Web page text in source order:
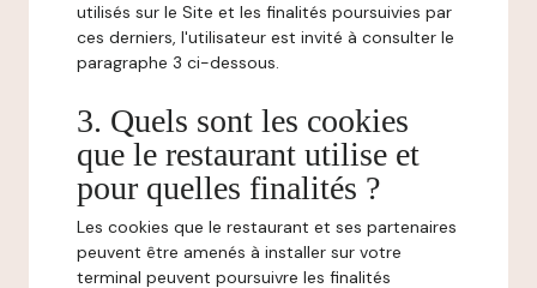
utilisés sur le Site et les finalités poursuivies par
ces derniers, l'utilisateur est invité à consulter le
paragraphe 3 ci-dessous.
3. Quels sont les cookies
que le restaurant utilise et
pour quelles finalités ?
Les cookies que le restaurant et ses partenaires
peuvent être amenés à installer sur votre
terminal peuvent poursuivre les finalités